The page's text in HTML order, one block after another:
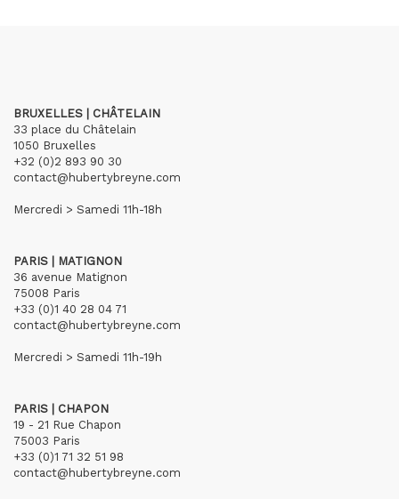
BRUXELLES | CHÂTELAIN
33 place du Châtelain
1050 Bruxelles
+32 (0)2 893 90 30
contact@hubertybreyne.com
Mercredi > Samedi 11h-18h
PARIS | MATIGNON
36 avenue Matignon
75008 Paris
+33 (0)1 40 28 04 71
contact@hubertybreyne.com
Mercredi > Samedi 11h-19h
PARIS | CHAPON
19 - 21 Rue Chapon
75003 Paris
+33 (0)1 71 32 51 98
contact@hubertybreyne.com